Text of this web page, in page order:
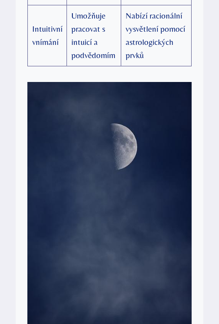
Intuitivní
vnímání
Umožňuje
pracovat ⁤s
intuicí a⁢
podvědomím
Nabízí racionální
vysvětlení pomocí
astrologických
prvků